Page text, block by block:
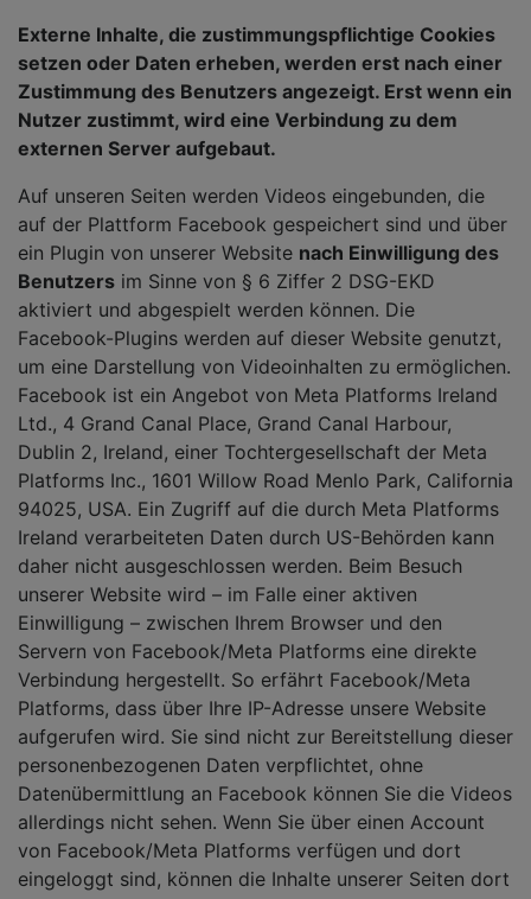
Externe Inhalte, die zustimmungspflichtige Cookies
setzen oder Daten erheben, werden erst nach einer
Zustimmung des Benutzers angezeigt. Erst wenn ein
Nutzer zustimmt, wird eine Verbindung zu dem
externen Server aufgebaut.
Auf unseren Seiten werden Videos eingebunden, die
auf der Plattform Facebook gespeichert sind und über
ein Plugin von unserer Website nach Einwilligung des
Benutzers im Sinne von § 6 Ziffer 2 DSG-EKD
aktiviert und abgespielt werden können. Die
Facebook-Plugins werden auf dieser Website genutzt,
um eine Darstellung von Videoinhalten zu ermöglichen.
Facebook ist ein Angebot von Meta Platforms Ireland
Ltd., 4 Grand Canal Place, Grand Canal Harbour,
Dublin 2, Ireland, einer Tochtergesellschaft der Meta
Platforms Inc., 1601 Willow Road Menlo Park, California
94025, USA. Ein Zugriff auf die durch Meta Platforms
Ireland verarbeiteten Daten durch US-Behörden kann
daher nicht ausgeschlossen werden. Beim Besuch
unserer Website wird – im Falle einer aktiven
Einwilligung – zwischen Ihrem Browser und den
Servern von Facebook/Meta Platforms eine direkte
Verbindung hergestellt. So erfährt Facebook/Meta
Platforms, dass über Ihre IP-Adresse unsere Website
aufgerufen wird. Sie sind nicht zur Bereitstellung dieser
personenbezogenen Daten verpflichtet, ohne
Datenübermittlung an Facebook können Sie die Videos
allerdings nicht sehen. Wenn Sie über einen Account
von Facebook/Meta Platforms verfügen und dort
eingeloggt sind, können die Inhalte unserer Seiten dort